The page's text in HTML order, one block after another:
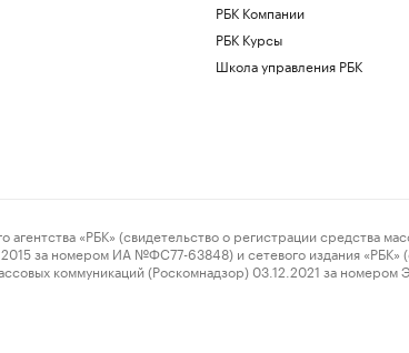
РБК Компании
РБК Курсы
Школа управления РБК
«РБК» (свидетельство о регистрации средства
за номером ИА №ФС77-63848) и сетевого издания «РБК»
коммуникаций (Роскомнадзор) 03.12.2021 за